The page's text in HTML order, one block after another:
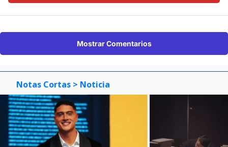
Mostrar Comentarios
Notas Cortas > Noticia